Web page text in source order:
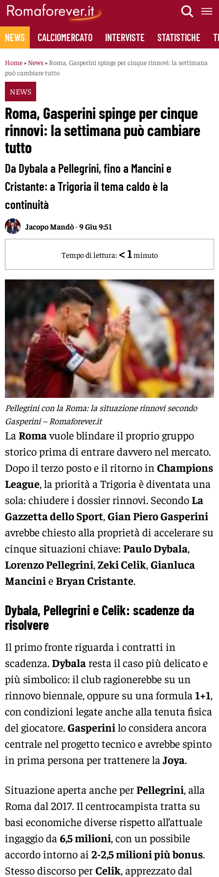
Skip
content
NEWS CALCIOMERCATO INTERVISTE STATISTICHE
Home» News» Roma, Gasperini spinge per cinque rinnovi: la settimana
può cambiare tutto
NEWS
Roma, Gasperini spinge per cinque
rinnovi: la settimana può cambiare
tutto
Da Dybala a Pellegrini, fino a Mancini e
Cristante: a Trigoria il tema caldo è la
continuità
Jacopo Mandò-9 Giu 9:51
Tempo di lettura: < 1 minuto
Pellegrini con la Roma: la situazione rinnovi secondo
Gasperini – Romaforever.it
La Romavuole blindare il proprio gruppo
storico prima di entrare davvero nel mercato.
Dopo il terzo posto e il ritorno in Champions
League, la priorità a Trigoria è diventata una
sola: chiudere i dossier rinnovi. SecondoLa
Gazzetta dello Sport,Gian Piero Gasperini
avrebbe chiesto alla proprietà di accelerare su
cinque situazioni chiave: Paulo Dybala,
Lorenzo Pellegrini,Zeki Celik,Gianluca
MancinieBryan Cristante.
Dybala, Pellegrini e Celik: scadenze da
risolvere
Il primo fronte riguarda i contratti in
scadenza.Dybalaresta il caso più delicato e
più simbolico: il club ragionerebbe su un
rinnovo biennale, oppure su una formula 1+1,
con condizioni legate anche alla tenuta fisica
del giocatore.Gasperinilo considera ancora
centrale nel progetto tecnico e avrebbe spinto
in prima persona per trattenere la Joya.
Situazione aperta anche perPellegrini, alla
Roma dal 2017. Il centrocampista tratta su
basi economiche diverse rispetto all’attuale
ingaggio da 6,5 milioni, con un possibile
accordo intorno ai 2-2,5 milioni più bonus.
Stesso discorso perCelik, apprezzato dal